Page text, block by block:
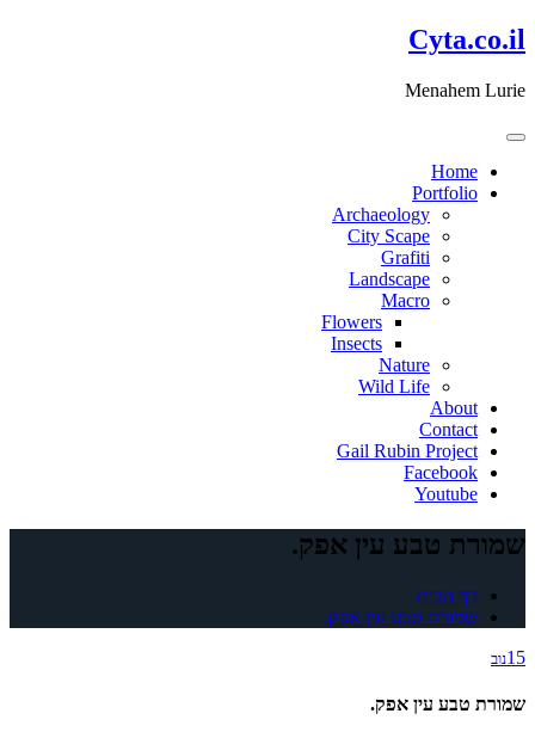
דלג
לתוכן
Cyta.co.il
Menahem Lurie
Home
Portfolio
Archaeology
City Scape
Grafiti
Landscape
Macro
Flowers
Insects
Nature
Wild Life
About
Contact
Gail Rubin Project
Facebook
Youtube
שמורת טבע עין אפק.
דף הבית
שמורת טבע עין אפק.
15נוב
שמורת טבע עין אפק.